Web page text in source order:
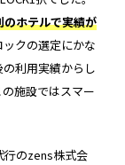
ホテルで実績が
クの選定にかな
利用実績からし
施設ではスマー
行のzens株式会